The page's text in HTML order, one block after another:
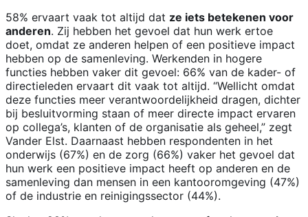
58% ervaart vaak tot altijd dat ze iets betekenen voor
anderen. Zij hebben het gevoel dat hun werk ertoe
doet, omdat ze anderen helpen of een positieve impact
hebben op de samenleving. Werkenden in hogere
functies hebben vaker dit gevoel: 66% van de kader- of
directieleden ervaart dit vaak tot altijd. “Wellicht omdat
deze functies meer verantwoordelijkheid dragen, dichter
bij besluitvorming staan of meer directe impact ervaren
op collega’s, klanten of de organisatie als geheel,” zegt
Vander Elst. Daarnaast hebben respondenten in het
onderwijs (67%) en de zorg (66%) vaker het gevoel dat
hun werk een positieve impact heeft op anderen en de
samenleving dan mensen in een kantooromgeving (47%)
of de industrie en reinigingssector (44%).